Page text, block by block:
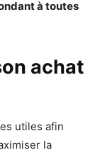
à toutes
achat
utiles afin
la